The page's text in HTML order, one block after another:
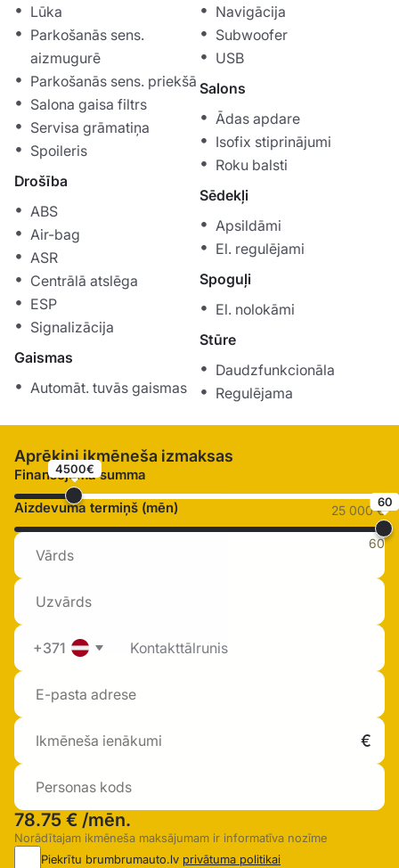
Lūka
Parkošanās sens.
aizmugurē
Parkošanās sens. priekšā
Salona gaisa filtrs
Servisa grāmatiņa
Spoileris
Drošība
ABS
Air-bag
ASR
Centrālā atslēga
ESP
Signalizācija
Gaismas
Automāt. tuvās gaismas
Navigācija
Subwoofer
USB
Salons
Ādas apdare
Isofix stiprinājumi
Roku balsti
Sēdekļi
Apsildāmi
El. regulējami
Spoguļi
El. nolokāmi
Stūre
Daudzfunkcionāla
Regulējama
Aprēķini ikmēneša izmaksas
Finansējuma summa
4500€
25 000 €
Aizdevuma termiņš (mēn) 60
60
+371
78.75 € /mēn.
Norādītajam ikmēneša maksājumam ir informatīva nozīme
Piekrītu brumbrumauto.lv privātuma politikai